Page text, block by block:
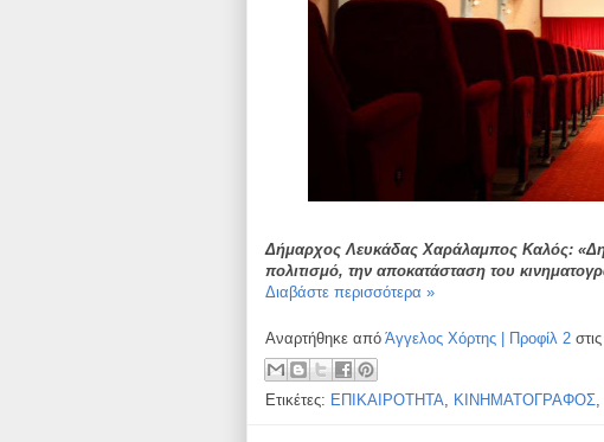
Δήμαρχος Λευκάδας Χαράλαμπος Καλός:
πολιτισμό, την αποκατάσταση του
Διαβάστε περισσότερα »
Αναρτήθηκε από Άγγελος Χόρτης | Προφίλ 2 στις
Ετικέτες: ΕΠΙΚΑΙΡΟΤΗΤΑ, ΚΙΝΗΜΑΤΟΓΡΑΦΟΣ,